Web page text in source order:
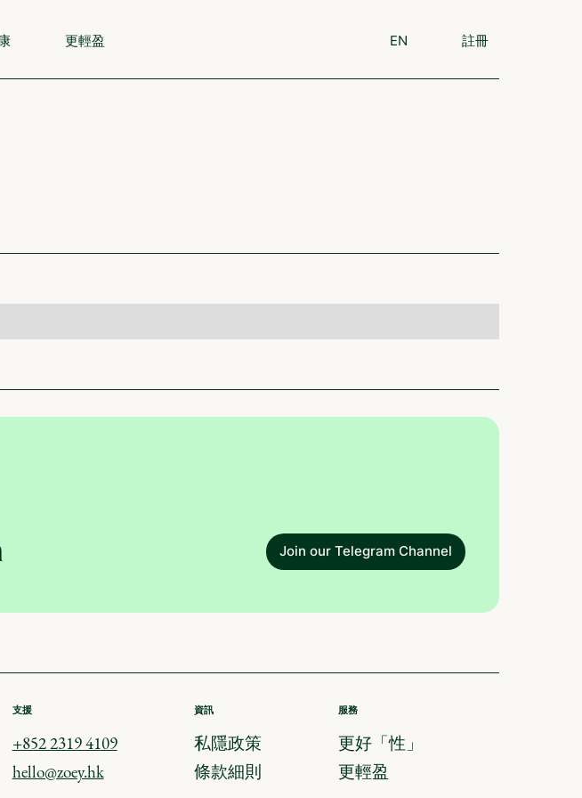
更輕盈 EN 註冊
Join our Telegram Channel
支援
+852 2319 4109
hello@zoey.hk
資訊
私隱政策
條款細則
服務
更好「性」
更輕盈